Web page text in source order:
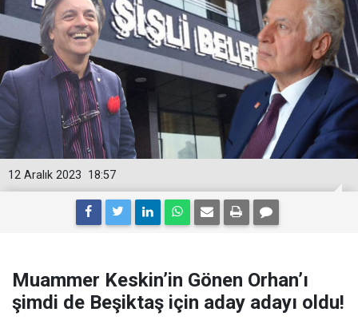
18:57
12 Aralık 2023
Muammer Keskin’in Gönen Orhan’ı
şimdi de Beşiktaş için aday adayı oldu!